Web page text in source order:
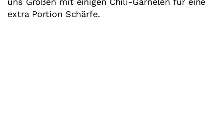
extra Portion Schärfe.